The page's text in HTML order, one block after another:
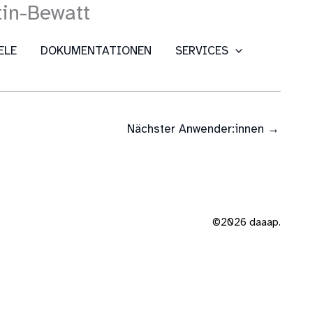
DOKUMENTATIONEN
SERVICES
Bewatt
Nächster Anwender:innen →
©2026 daaap.